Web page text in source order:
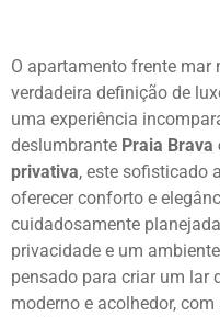
O apartamento frente mar
verdadeira definição de
uma experiência
deslumbrante Praia Brava
privativa, este sofisticado
oferecer conforto e
cuidadosamente
privacidade e um
pensado para criar um lar
moderno e acolhedor,